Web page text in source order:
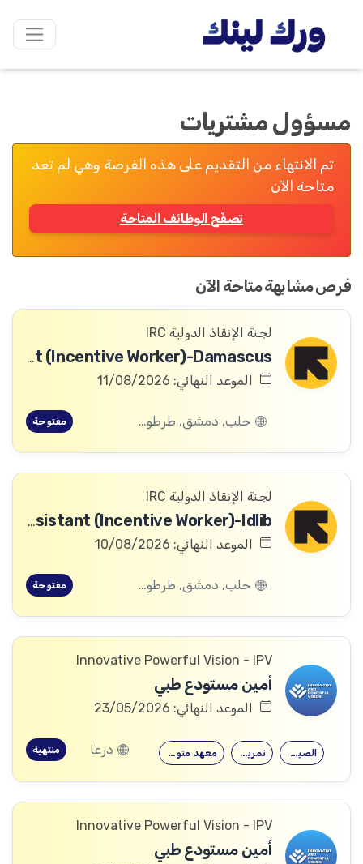
مسؤول مشتريات
تم الانتهاء من التقديم على هذه الفرصة وهي لم تعد
متاحة الآن
تصفّح الوظائف المتاحة
فرص مشابهة متاحة الآن
لجنة الإنقاذ الدولية IRC
Logistics Assistant (Incentive Worker)-Damascus
الموعد النهائي: 11/08/2026
حلب, دمشق, طرطوس, ريف دمشق, ديرالزور, درعا, السويداء, إدلب, القنيطرة, اللاذقية, الرقة, حمص, الحسكة, حماة مفتوحة
لجنة الإنقاذ الدولية IRC
Asset Assistant (Incentive Worker)-Idlib
الموعد النهائي: 10/08/2026
حلب, دمشق, طرطوس, ريف دمشق, ديرالزور, درعا, السويداء, إدلب, القنيطرة, اللاذقية, الرقة, حمص, الحسكة, حماة مفتوحة
Innovative Powerful Vision - IPV
أمين مستودع طبي
الموعد النهائي: 23/05/2026
معهد متوسط تمريض الصيدلة درعا منتهية
Innovative Powerful Vision - IPV
أمين مستودع طبي